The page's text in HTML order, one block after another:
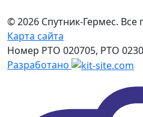
© 2026 Спутник-Гермес.
Карта сайта
Номер РТО 020705, РТО
Разработано